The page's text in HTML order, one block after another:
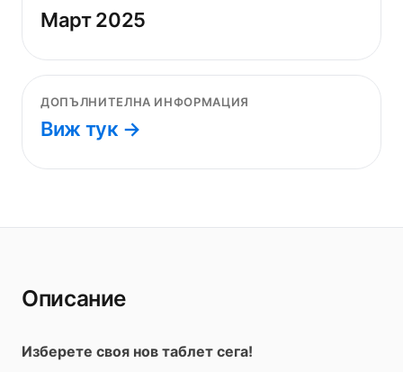
Март 2025
ДОПЪЛНИТЕЛНА ИНФОРМАЦИЯ
Виж тук →
Описание
Изберете своя нов таблет сега!